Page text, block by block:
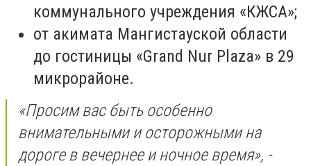
коммунального учреждения «КЖСА»;
от акимата Мангистауской области
до гостиницы «Grand Nur Plaza» в 29
микрорайоне.
«Просим вас быть особенно
внимательными и осторожными на
дороге в вечернее и ночное время», -